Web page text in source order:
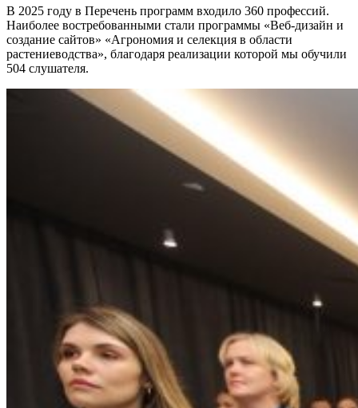
В 2025 году в Перечень программ входило 360 профессий.
Наиболее востребованными стали программы «Веб-дизайн и
создание сайтов» «Агрономия и селекция в области
растениеводства», благодаря реализации которой мы обучили
504 слушателя.